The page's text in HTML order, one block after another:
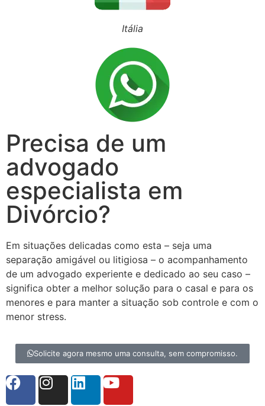
Precisa de um
advogado
especialista em
Divórcio?
Em situações delicadas como esta – seja uma
separação amigável ou litigiosa – o acompanhamento
de um advogado experiente e dedicado ao seu caso –
significa obter a melhor solução para o casal e para os
menores e para manter a situação sob controle e com o
menor stress.
Solicite agora mesmo uma consulta, sem compromisso.
Itália